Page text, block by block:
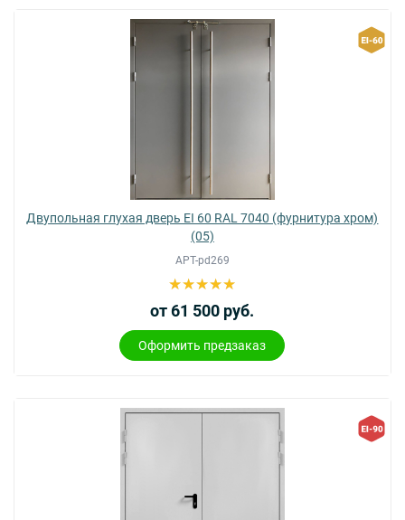
Двупольная глухая дверь EI 60 RAL 7040 (фурнитура хром)
(05)
АРТ-pd269
от 61 500 руб.
Оформить предзаказ